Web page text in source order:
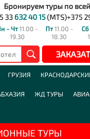
Бронируем туры по
33 632 40 15(MTS)+375
- Чт11.00 -
19.30
Пт11.00 -
18.30
Сб
ГРУЗИЯ
ЖД ТУРЫ АВИА
ТУРЫ